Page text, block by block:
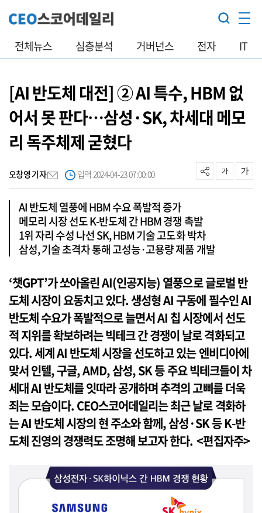
전체뉴스 심층분석 거버넌스 전자 IT
[AI 반도체 대전] ② AI 특수, HBM 없
어서 못 판다…삼성·SK, 차세대 메모
리 독주체제 굳혔다
오창영 기자 입력 2024-04-23 07:00:00
AI 반도체 열풍에 HBM 수요 폭발적 증가
메모리 시장 선도 K-반도체 간 HBM 경쟁 촉발
1위 자리 수성 나선 SK, HBM 기술 고도화 박차
삼성, 기술 초격차 통해 고성능·고용량 제품 개발
‘챗GPT’가 쏘아올린 AI(인공지능) 열풍으로 글로벌 반
도체 시장이 요동치고 있다. 생성형 AI 구동에 필수인 AI
반도체 수요가 폭발적으로 늘면서 AI 칩 시장에서 선도
적 지위를 확보하려는 빅테크 간 경쟁이 날로 격화되고
있다. 세계 AI 반도체 시장을 선도하고 있는 엔비디아에
맞서 인텔, 구글, AMD, 삼성, SK 등 주요 빅테크들이 차
세대 AI 반도체를 잇따라 공개하며 추격의 고삐를 더욱
죄는 모습이다. CEO스코어데일리는 최근 날로 격화하
는 AI 반도체 시장의 현 주소와 함께, 삼성·SK 등 K-반
도체 진영의 경쟁력도 조명해 보고자 한다. <편집자주>